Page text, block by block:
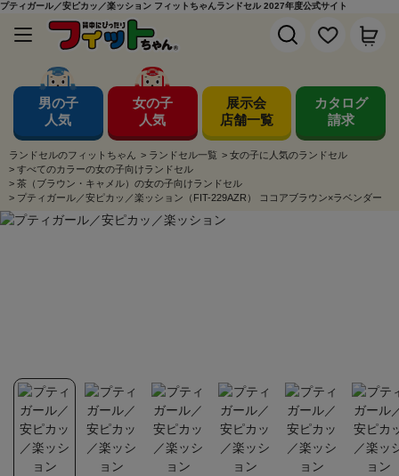
プティガール／安ピカッ／楽ッション フィットちゃんランドセル 2027年度公式サイト
男の子
人気
女の子
人気
展示会
店舗一覧
カタログ
請求
ランドセルのフィットちゃん > ランドセル一覧 > 女の子に人気のランドセル
> すべてのカラーの女の子向けランドセル
> 茶（ブラウン・キャメル）の女の子向けランドセル
> プティガール／安ピカッ／楽ッション（FIT-229AZR） ココアブラウン×ラベンダー